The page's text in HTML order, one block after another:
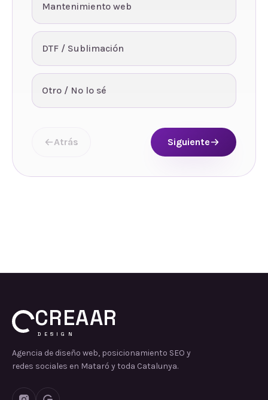
Mantenimiento web
DTF / Sublimación
Otro / No lo sé
Atrás Siguiente
CREAAR
DESIGN
Agencia de diseño web, posicionamiento SEO y
redes sociales en Mataró y toda Catalunya.